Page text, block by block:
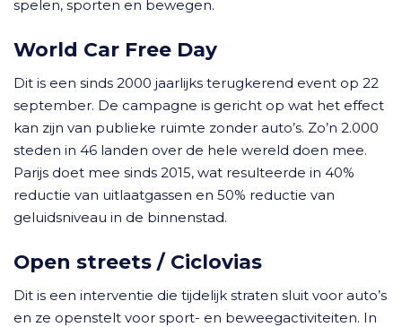
spelen, sporten en bewegen.
World Car Free Day
Dit is een sinds 2000 jaarlijks terugkerend event op 22
september. De campagne is gericht op wat het effect
kan zijn van publieke ruimte zonder auto’s. Zo’n 2.000
steden in 46 landen over de hele wereld doen mee.
Parijs doet mee sinds 2015, wat resulteerde in 40%
reductie van uitlaatgassen en 50% reductie van
geluidsniveau in de binnenstad.
Open streets / Ciclovias
Dit is een interventie die tijdelijk straten sluit voor auto’s
en ze openstelt voor sport- en beweegactiviteiten. In